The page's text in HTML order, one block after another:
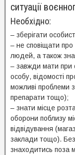
ситуації
Необхідно:
– зберігати
– не сповіщати про
людей, а також
– завжди мати при
особу, відомості
можливі проблеми
препарати тощо);
– знати місце
оборони поблизу
відвідування
заклади тощо).
знаходитись поза